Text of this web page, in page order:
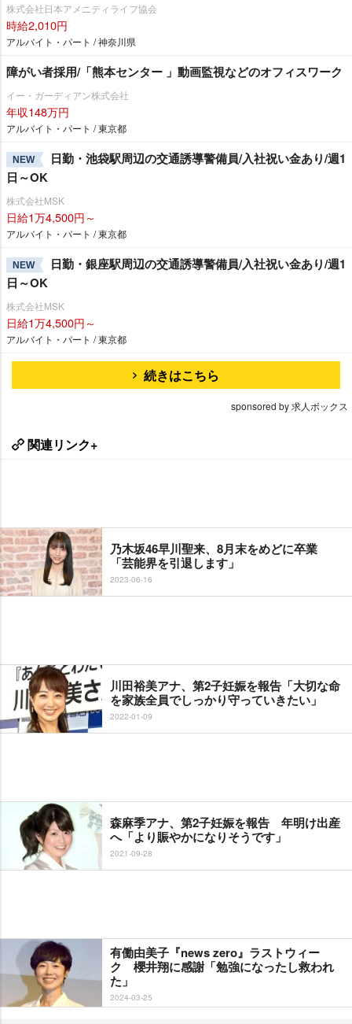
株式会社日本アメニティライフ協会
時給2,010円
アルバイト・パート / 神奈川県
障がい者採用/「熊本センター 」動画監視などのオフィスワーク
イー・ガーディアン株式会社
年収148万円
アルバイト・パート / 東京都
NEW
日勤・池袋駅周辺の交通誘導警備員/入社祝い金あり/週1
日～OK
株式会社MSK
日給1万4,500円～
アルバイト・パート / 東京都
NEW
日勤・銀座駅周辺の交通誘導警備員/入社祝い金あり/週1
日～OK
株式会社MSK
日給1万4,500円～
アルバイト・パート / 東京都
続きはこちら
sponsored by 求人ボックス
関連リンク+
乃木坂46早川聖来、8月末をめどに卒業
「芸能界を引退します」
2023-06-16
川田裕美アナ、第2子妊娠を報告「大切な命
を家族全員でしっかり守っていきたい」
2022-01-09
森麻季アナ、第2子妊娠を報告 年明け出産
へ「より賑やかになりそうです」
2021-09-28
有働由美子『news zero』ラストウィー
ク 櫻井翔に感謝「勉強になったし救われ
た」
2024-03-25